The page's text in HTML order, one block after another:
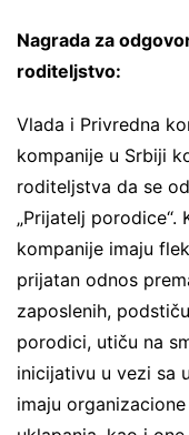
Nagrada za
roditeljstvo:
Vlada i Privredna
kompanije u Srbiji
roditeljstva da se
„Prijatelj
kompanije imaju
prijatan odnos
zaposlenih,
porodici, utiču na
inicijativu u vezi sa
imaju